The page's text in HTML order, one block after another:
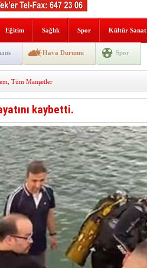
kapsamlı şekilde
Çocuk 5 Yaralı
yürüyüşü
Eğitim Sağlık Spor Kültür Sanat
Hava Durumu Spor
Tüm Manşetler
kaybetti.